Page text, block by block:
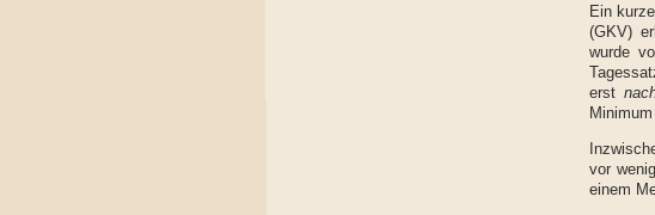
Ein
(GKV)
wurde
erst
vor
einem